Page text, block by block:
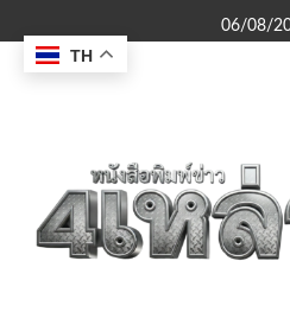
to
content
06/08/
TH